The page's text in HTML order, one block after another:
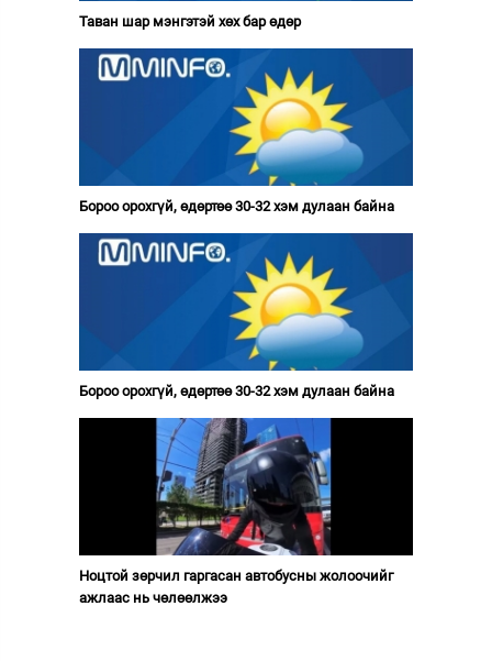
Таван шар мэнгэтэй хөх бар өдөр
Бороо орохгүй, өдөртөө 30-32 хэм дулаан байна
Бороо орохгүй, өдөртөө 30-32 хэм дулаан байна
Ноцтой зөрчил гаргасан автобусны жолоочийг
ажлаас нь чөлөөлжээ